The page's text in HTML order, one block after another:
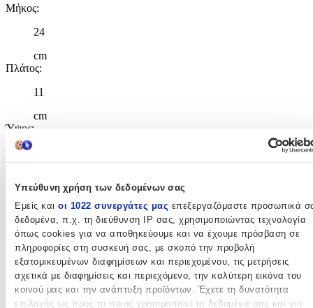
Υπεύθυνη χρήση των δεδομένων σας
Εμείς και οι 1022 συνεργάτες μας επεξεργαζόμαστε προσωπικά
δεδομένα, π.χ. τη διεύθυνση IP σας, χρησιμοποιώντας τεχνολογία
όπως cookies για να αποθηκεύουμε και να έχουμε πρόσβαση σε
πληροφορίες στη συσκευή σας, με σκοπό την προβολή
εξατομικευμένων διαφημίσεων και περιεχομένου, τις μετρήσεις
σχετικά με διαφημίσεις και περιεχόμενο, την καλύτερη εικόνα του
κοινού μας και την ανάπτυξη προϊόντων. Έχετε τη δυνατότητα
επιλογής ως προς το ποιος χρησιμοποιεί τα δεδομένα σας και για
Μήκος:
24
cm
Πλάτος:
11
cm
Ύψος:
Χαρακτηριστικά
+
Χαρακτηριστικά
Κατασκευαστής: